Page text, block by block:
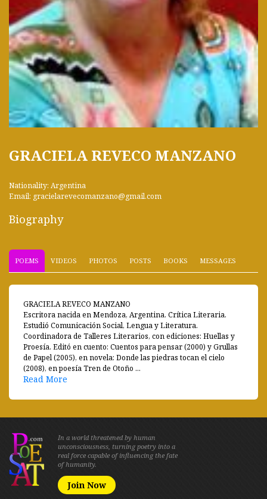
GRACIELA REVECO MANZANO
Nationality: Argentina
Email: gracielarevecomanzano@gmail.com
Biography
POEMS VIDEOS PHOTOS POSTS BOOKS MESSAGES
GRACIELA REVECO MANZANO
Escritora nacida en Mendoza, Argentina. Crítica Literaria.
Estudió Comunicación Social, Lengua y Literatura.
Coordinadora de Talleres Literarios, con ediciones: Huellas y
Proesía. Editó en cuento: Cuentos para pensar (2000) y Grullas
de Papel (2005), en novela: Donde las piedras tocan el cielo
(2008), en poesía Tren de Otoño ...
Read More
In a world threatened by human
unconsciousness, turning poetry into a
real force capable of influencing the fate
of humanity.
Join Now